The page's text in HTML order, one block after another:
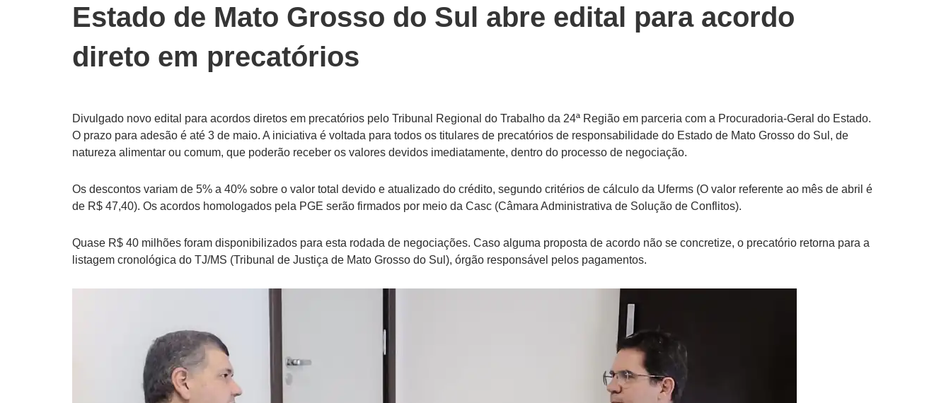
Estado de Mato Grosso do Sul abre edital para acordo
direto em precatórios
Divulgado novo edital para acordos diretos em precatórios pelo Tribunal Regional do Trabalho da 24ª Região em parceria com a Procuradoria-Geral do Estado.
O prazo para adesão é até 3 de maio. A iniciativa é voltada para todos os titulares de precatórios de responsabilidade do Estado de Mato Grosso do Sul, de
natureza alimentar ou comum, que poderão receber os valores devidos imediatamente, dentro do processo de negociação.
Os descontos variam de 5% a 40% sobre o valor total devido e atualizado do crédito, segundo critérios de cálculo da Uferms (O valor referente ao mês de abril é
de R$ 47,40). Os acordos homologados pela PGE serão firmados por meio da Casc (Câmara Administrativa de Solução de Conflitos).
Quase R$ 40 milhões foram disponibilizados para esta rodada de negociações. Caso alguma proposta de acordo não se concretize, o precatório retorna para a
listagem cronológica do TJ/MS (Tribunal de Justiça de Mato Grosso do Sul), órgão responsável pelos pagamentos.